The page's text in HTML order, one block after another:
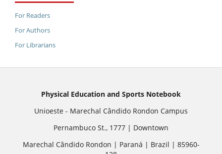
For Readers
For Authors
For Librarians
Physical Education and Sports Notebook
Unioeste - Marechal Cândido Rondon Campus
Pernambuco St., 1777 | Downtown
Marechal Cândido Rondon | Paraná | Brazil | 85960-